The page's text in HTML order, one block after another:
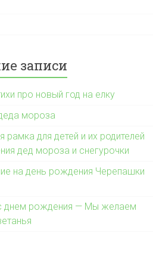
записи
про новый год на елку
мороза
рамка для детей и их родителей
дед мороза и снегурочки
на день рождения Черепашки
днем рождения — Мы желаем